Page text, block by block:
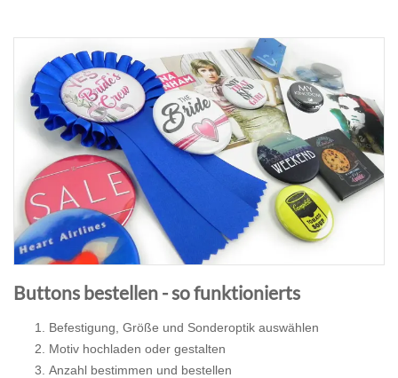
Buttons bestellen - so funktionierts
Befestigung, Größe und Sonderoptik auswählen
Motiv hochladen oder gestalten
Anzahl bestimmen und bestellen